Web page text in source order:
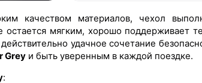
качеством материалов, чехол
остается мягким, хорошо поддерживает
удачное сочетание
Grey и быть уверенным в каждой поездке.
: